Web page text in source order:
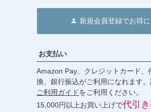
新規会員登録でお得
お支払い
Amazon Pay、クレジットカード、
換、銀行振込がご利用になれます
ご利用ガイドをご利用ください。
15,000円以上お買い上げで代引